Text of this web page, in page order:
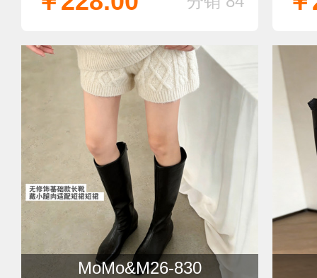
骑
MoMo&M26-830